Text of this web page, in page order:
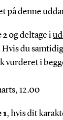
på denne
2og deltage i
du
vurderet i
12.00
, hvis dit